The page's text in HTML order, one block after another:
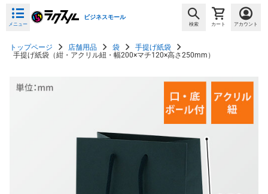
メニュー
ビジネスモール
検索 カート アカウント
トップページ 店舗用品 袋
手提げ紙袋
手提げ紙袋（紺・アクリル紐・幅200×マチ120×高さ250mm）